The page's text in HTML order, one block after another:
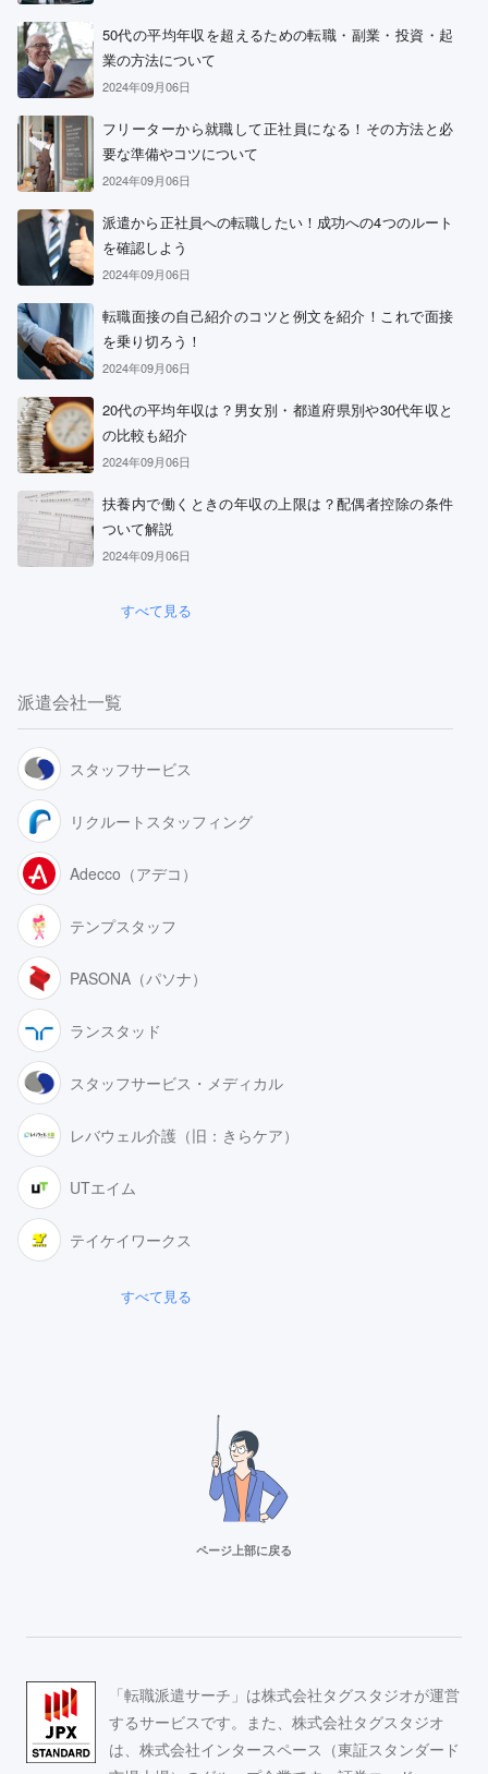
事務求人が豊富！
50代の平均年収を超えるための転職・副業・投資・起
業の方法について
2024年09月06日
フリーターから就職して正社員になる！その方法と必
要な準備やコツについて
2024年09月06日
派遣から正社員への転職したい！成功への4つのルート
を確認しよう
2024年09月06日
転職面接の自己紹介のコツと例文を紹介！これで面接
を乗り切ろう！
2024年09月06日
20代の平均年収は？男女別・都道府県別や30代年収と
の比較も紹介
2024年09月06日
扶養内で働くときの年収の上限は？配偶者控除の条件
ついて解説
2024年09月06日
すべて見る
派遣会社一覧
スタッフサービス
リクルートスタッフィング
Adecco（アデコ）
テンプスタッフ
PASONA（パソナ）
ランスタッド
スタッフサービス・メディカル
レバウェル介護（旧：きらケア）
UTエイム
テイケイワークス
すべて見る
ページ上部に戻る
「転職派遣サーチ」は株式会社タグスタジオが運営
するサービスです。また、株式会社タグスタジオ
は、株式会社インタースペース（東証スタンダード